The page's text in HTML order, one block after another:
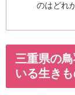
のはどれ
三重県の
いる生き